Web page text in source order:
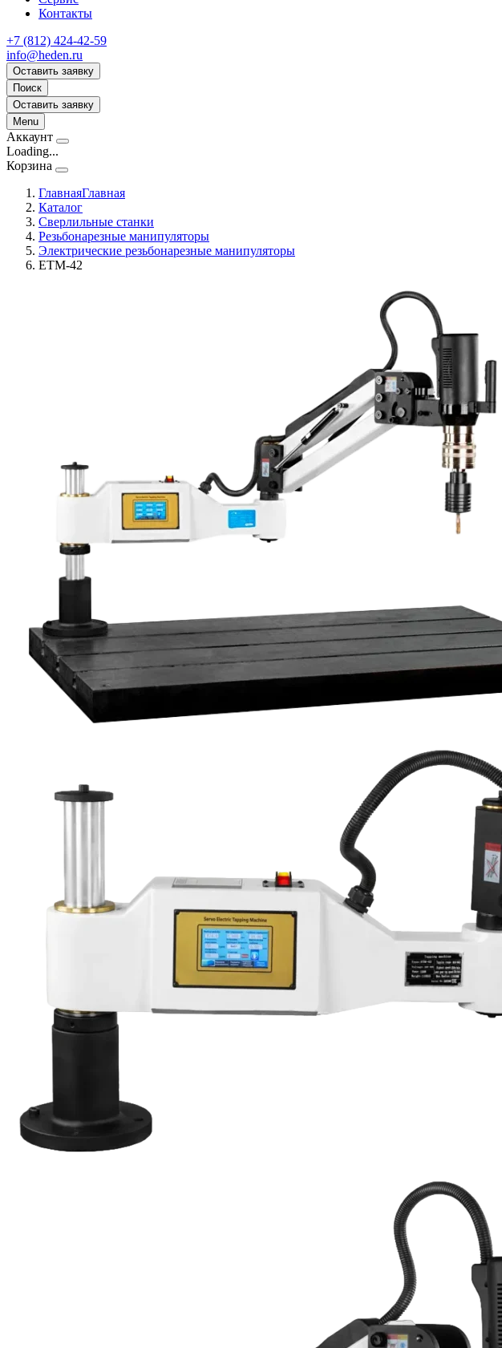
Контакты
+7 (812) 424-42-59
info@heden.ru
Оставить заявку
Поиск
Оставить заявку
Menu
Аккаунт
Loading...
Корзина
ГлавнаяГлавная
Каталог
Сверлильные станки
Резьбонарезные манипуляторы
Электрические резьбонарезные манипуляторы
ETM-42